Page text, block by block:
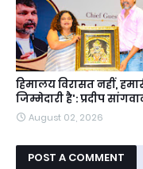
हिमालय विरासत नहीं,
जिम्मेदारी है': प्रदीप
August 02, 2026
POST A COMMENT